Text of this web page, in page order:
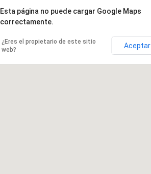
Esta página no puede cargar Google Maps
correctamente.
¿Eres el propietario de este sitio
web?
Aceptar